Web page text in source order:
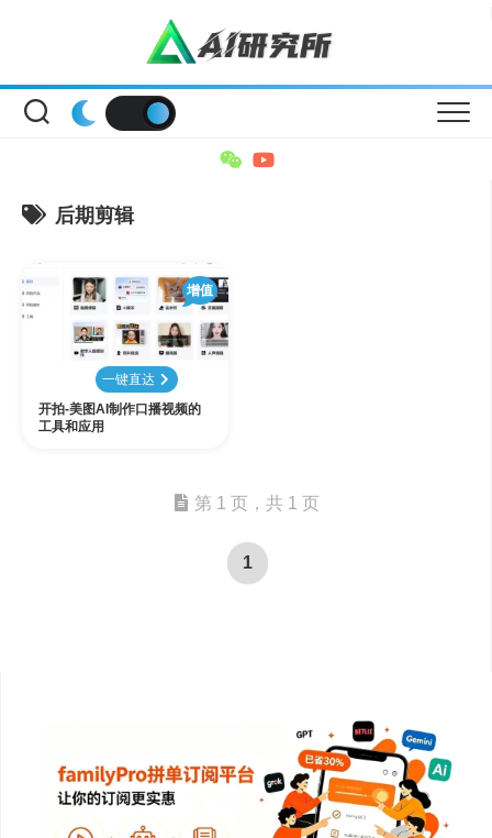
后期剪辑
增值
一键直达
开拍-美图AI制作口播视频的
工具和应用
第 1 页，共 1 页
1